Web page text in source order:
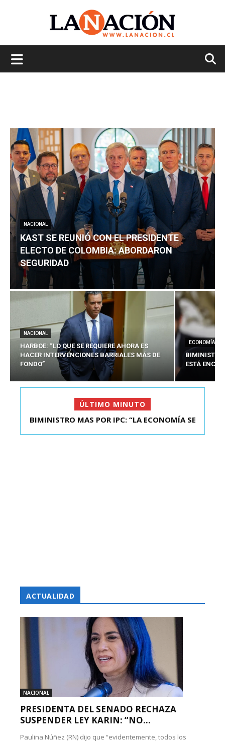
NACIONAL
KAST SE REUNIÓ CON EL PRESIDENTE
ELECTO DE COLOMBIA: ABORDARON
SEGURIDAD
NACIONAL
HARBOE: “LO QUE SE REQUIERE AHORA ES
HACER INTERVENCIONES BARRIALES MÁS DE
FONDO”
ECONOMÍA
BIMINISTRO
ESTÁ
ÚLTIMO MINUTO
KAST SE REUNIÓ CON EL PRESIDENTE ELECTO DE
BIMINISTRO MAS POR IPC: “LA ECONOMÍA SE
ACTUALIDAD
NACIONAL
PRESIDENTA DEL SENADO RECHAZA
SUSPENDER LEY KARIN: “NO...
Paulina Núñez (RN) dijo que “evidentemente, todos los